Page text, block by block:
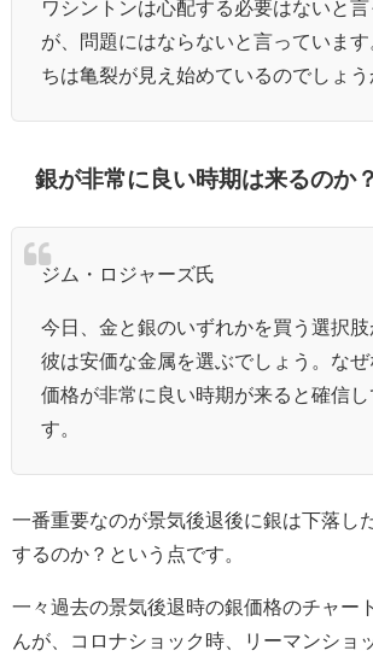
ワシントンは心配する必要はないと
が、問題にはならないと言っていま
ちは亀裂が見え始めているのでしょう
銀が非常に良い時期は来るのか？
ジム・ロジャーズ氏
今日、金と銀のいずれかを買う選択肢
彼は安価な金属を選ぶでしょう。な
価格が非常に良い時期が来ると確信
す。
一番重要なのが景気後退後に銀は下落し
するのか？という点です。
一々過去の景気後退時の銀価格のチャー
んが、コロナショック時、リーマンショ